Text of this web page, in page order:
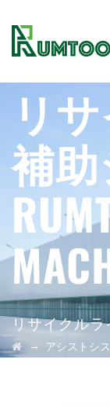
リ
補
リサイクル
→ アシストシ